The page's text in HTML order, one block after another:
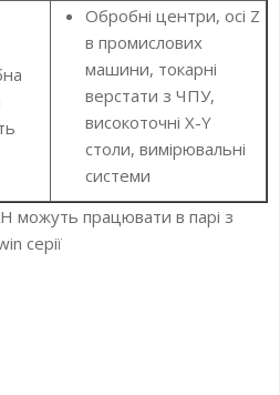
Обробні центри, осі Z
в промислових
машини, токарні
верстати з ЧПУ,
високоточні X-Y
столи, вимірювальні
системи
можуть працювати в парі з
серії